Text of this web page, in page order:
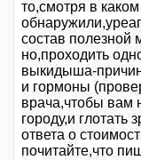
то,смотря в
состав полезной
но,проходить
выкидыша-
и гормоны
врача,чтобы вам
городу,и глотать
ответа о
почитайте,что